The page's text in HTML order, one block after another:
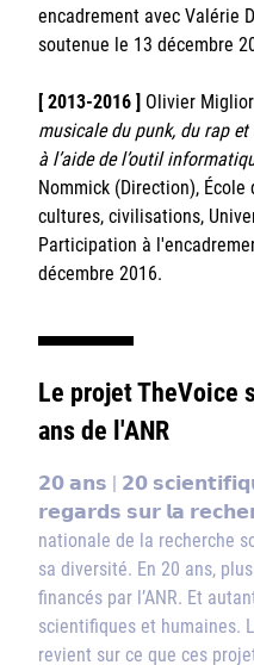
encadrement avec Valérie
soutenue le 13 décembre
[ 2013-2016 ] Olivier
musicale du punk, du rap
à l’aide de l’outil
Nommick (Direction),
cultures, civilisations,
Participation à
décembre 2016.
Le projet TheVoice
ans de l'ANR
𝟮𝟬 𝗮𝗻𝘀 | 𝟮𝟬
𝗿𝗲𝗴𝗮𝗿𝗱𝘀 𝘀𝘂𝗿 𝗹𝗮
nationale de la recherche
sa diversité. En 20 ans,
financés par l’ANR. Et
scientifiques et humaines.
revient sur ce que ces